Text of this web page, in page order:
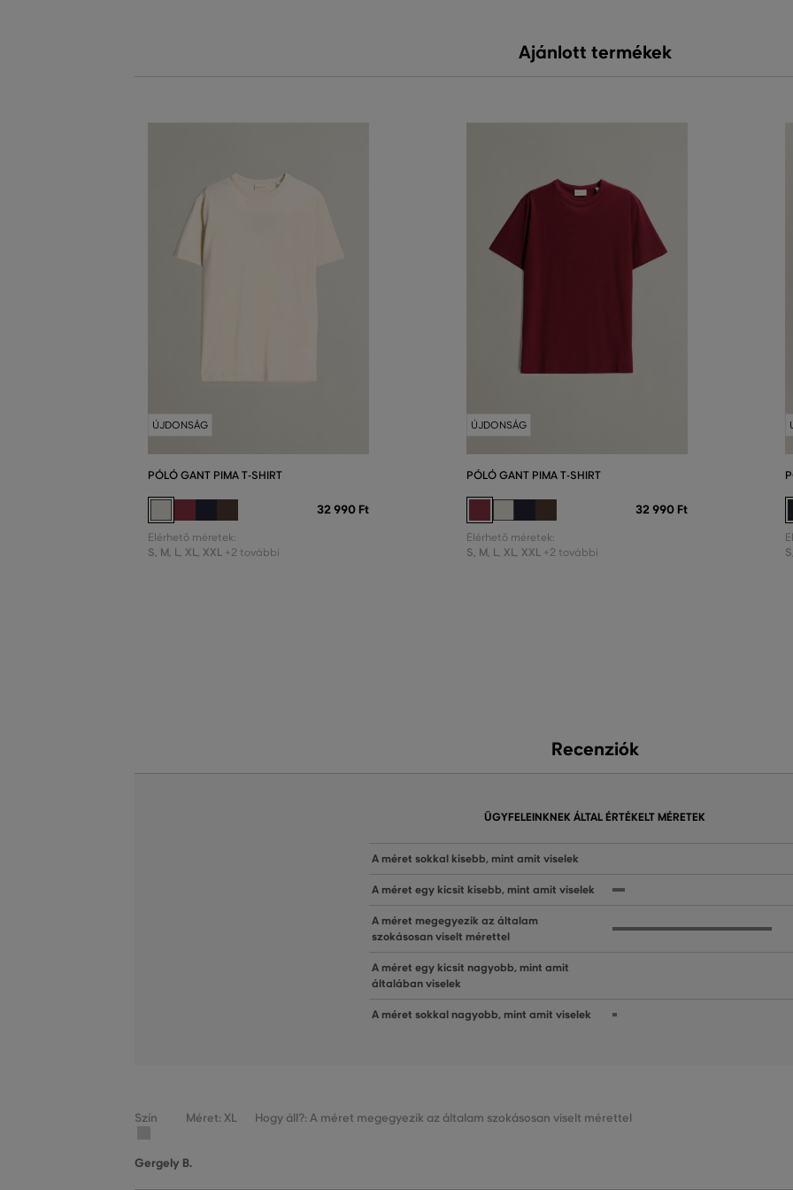
Ajánlott termékek
ÚJDONSÁG
PÓLÓ GANT PIMA T-SHIRT
32 990 Ft
Elérhető méretek:
S, M, L, XL, XXL +2 további
ÚJDONSÁG
PÓLÓ GANT PIMA T-SHIRT
32 990 Ft
Elérhető méretek:
S, M, L, XL, XXL +2 további S
Recenziók
ÜGYFELEINKNEK ÁLTAL ÉRTÉKELT MÉRETEK
A méret sokkal kisebb, mint amit viselek
A méret egy kicsit kisebb, mint amit viselek
A méret megegyezik az általam
szokásosan viselt mérettel
A méret egy kicsit nagyobb, mint amit
általában viselek
A méret sokkal nagyobb, mint amit viselek
Szín Méret: XL Hogy áll?: A méret megegyezik az általam szokásosan viselt mérettel
Gergely B.